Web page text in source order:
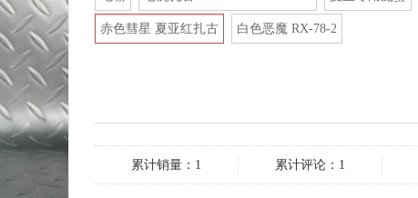
赤色彗星 夏亚红扎古 白色恶魔 RX-78-2
累计销量：1 累计评论：1